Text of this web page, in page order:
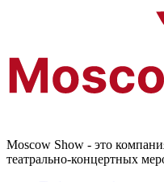
Moscow Show - это
театрально-концертных